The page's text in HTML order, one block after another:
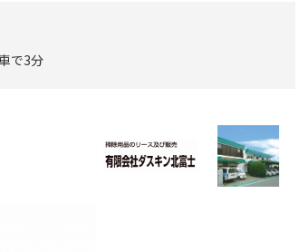
で3分